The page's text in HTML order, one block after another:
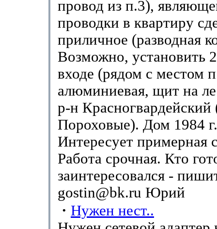
провод из п.3),
проводки в квартиру
приличное (разводная
Возможно, установить
входе (рядом с местом
алюминиевая, щит на
р-н Красногвардейский
Пороховые). Дом 1984
Интересует примерная
Работа срочная. Кто
заинтересовался -
gostin@bk.ru Юрий
· Нужен нест..